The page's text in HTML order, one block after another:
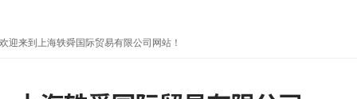
欢迎来到上海轶舜国际贸易有限公司网站！